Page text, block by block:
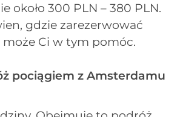
około 300 PLN – 380 PLN.
gdzie zarezerwować
może Ci w tym pomóc.
pociągiem z Amsterdamu